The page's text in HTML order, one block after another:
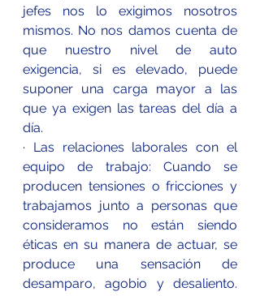
jefes nos lo exigimos nosotros
mismos. No nos damos cuenta de
que nuestro nivel de auto
exigencia, si es elevado, puede
suponer una carga mayor a las
que ya exigen las tareas del día a
día.
· Las relaciones laborales con el
equipo de trabajo: Cuando se
producen tensiones o fricciones y
trabajamos junto a personas que
consideramos no están siendo
éticas en su manera de actuar, se
produce una sensación de
desamparo, agobio y desaliento.